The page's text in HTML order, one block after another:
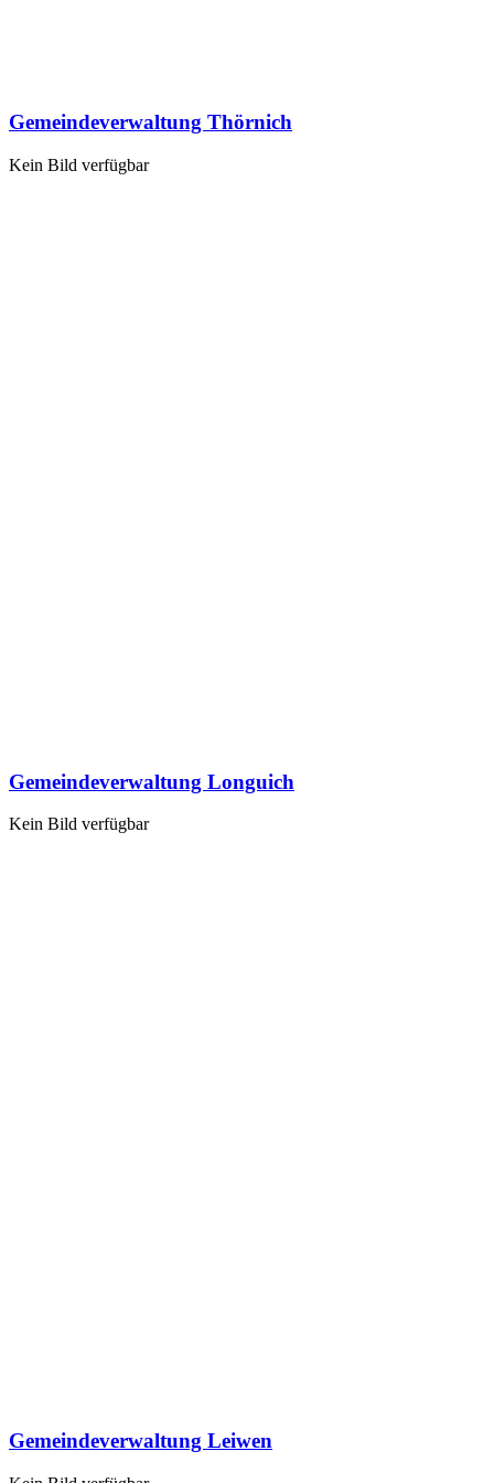
Gemeindeverwaltung Thörnich
Kein Bild verfügbar
Gemeindeverwaltung Longuich
Kein Bild verfügbar
Gemeindeverwaltung Leiwen